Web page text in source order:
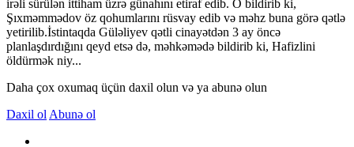
irəli sürülən ittiham üzrə günahını etiraf edib. O bildirib ki,
Şıxməmmədov öz qohumlarını rüsvay edib və məhz buna görə qətlə
yetirilib.İstintaqda Güləliyev qətli cinayətdən 3 ay öncə
planlaşdırdığını qeyd etsə də, məhkəmədə bildirib ki, Hafizlini
öldürmək niy...
Daha çox oxumaq üçün daxil olun və ya abunə olun
Daxil ol Abunə ol